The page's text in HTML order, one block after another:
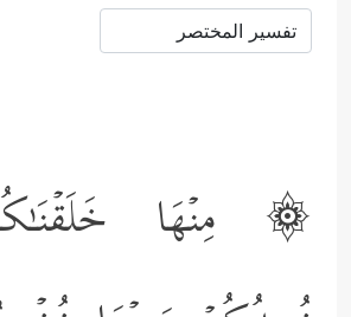
۞ مِنۡهَا